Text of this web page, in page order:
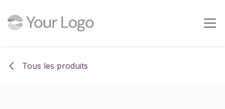
Tous les produits